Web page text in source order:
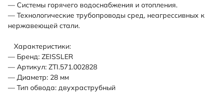
— Системы горячего водоснабжения и отопления.
— Технологические трубопроводы сред, неагрессивных к
нержавеющей стали.
Характеристики:
— Бренд: ZEISSLER
— Артикул: ZTI.571.002828
— Диаметр: 28 мм
— Тип обвода: двухраструбный